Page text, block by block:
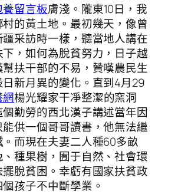
養留言板膚淺。隴東10日，我
的黃土地。最初幾天，像曾
采訪時一樣，聽當地人講在
，如何為脫貧努力，日子越
扶干部的不易，贊嘆農民生
新月異的變化。直到4月29
網楊光耀家干凈整潔的窯洞
勤勞的西北漢子講述當年因
供一個哥哥讀書，他無法繼
而現在夫妻二人種60多畝
種果樹，囿于自然、社會環
脫貧困。幸虧有國家扶貧政
孩子不中斷學業。